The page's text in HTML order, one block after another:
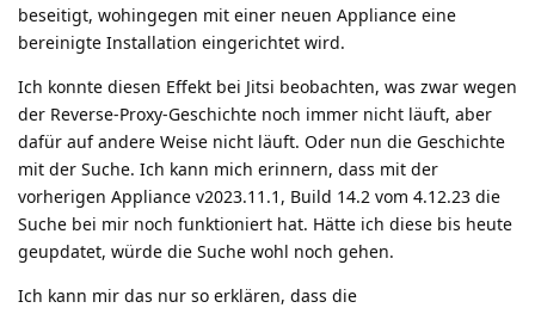
beseitigt, wohingegen mit einer neuen Appliance eine
bereinigte Installation eingerichtet wird.
Ich konnte diesen Effekt bei Jitsi beobachten, was zwar wegen
der Reverse-Proxy-Geschichte noch immer nicht läuft, aber
dafür auf andere Weise nicht läuft. Oder nun die Geschichte
mit der Suche. Ich kann mich erinnern, dass mit der
vorherigen Appliance v2023.11.1, Build 14.2 vom 4.12.23 die
Suche bei mir noch funktioniert hat. Hätte ich diese bis heute
geupdatet, würde die Suche wohl noch gehen.
Ich kann mir das nur so erklären, dass die